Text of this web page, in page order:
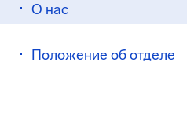
О нас
Положение об отделе